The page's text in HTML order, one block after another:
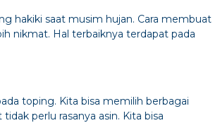
hakiki saat musim hujan. Cara membuat
nikmat. Hal terbaiknya terdapat pada
toping. Kita bisa memilih berbagai
perlu rasanya asin. Kita bisa